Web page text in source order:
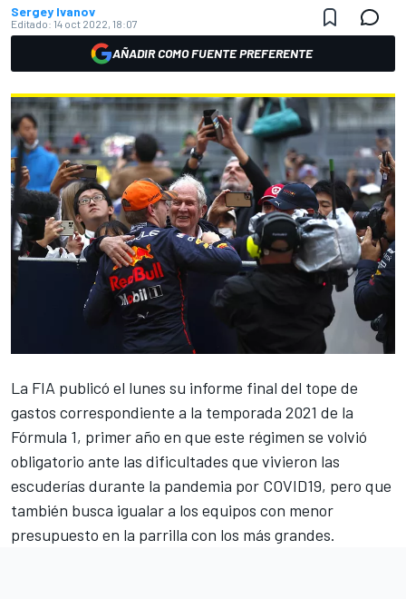
Sergey Ivanov
Editado: 14 oct 2022, 18:07
AÑADIR COMO FUENTE PREFERENTE
La FIA publicó el lunes su informe final del tope de
gastos correspondiente a la temporada 2021 de la
Fórmula 1, primer año en que este régimen se volvió
obligatorio ante las dificultades que vivieron las
escuderías durante la pandemia por COVID19, pero que
también busca igualar a los equipos con menor
presupuesto en la parrilla con los más grandes.